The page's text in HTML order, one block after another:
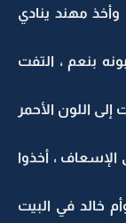
وأخذ مهند ينادي
بنعم ، التفت
اللون الأحمر
الإسعاف ، أخذوا
خالد في البيت